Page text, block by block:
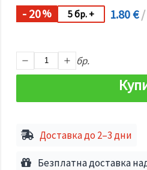
посочиш
предпочитанията
като
избереш
дадения
и кликнеш
всички
- 20% 5 бр. + 1.80 €/
бр.
Доставка до 2–3 дни
Безплатна доставка